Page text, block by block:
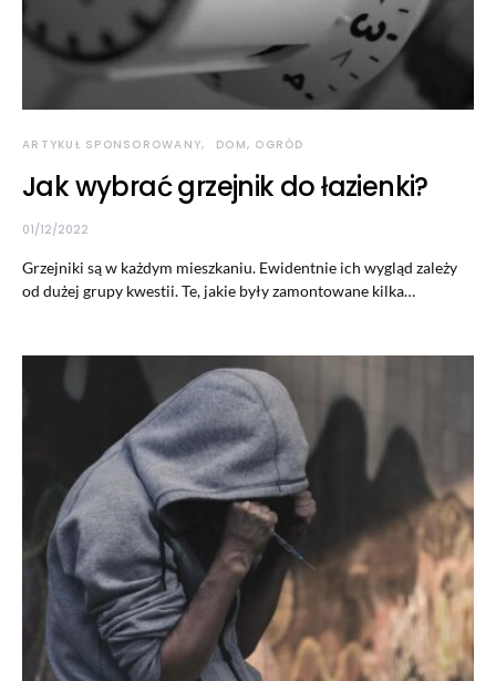
ARTYKUŁ SPONSOROWANY DOM, OGRÓD
Jak wybrać grzejnik do łazienki?
01/12/2022
Grzejniki są w każdym mieszkaniu. Ewidentnie ich wygląd zależy
od dużej grupy kwestii. Te, jakie były zamontowane kilka…